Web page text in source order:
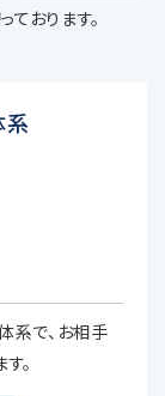
ております。
系
系で、お相手
。